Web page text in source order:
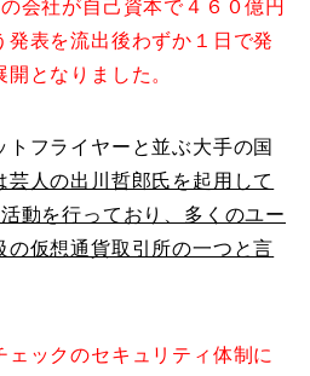
会社が自己資本で４６０億円
表を流出後わずか１日で発
となりました。
トフライヤーと並ぶ大手の国
芸人の出川哲郎氏を起用して
動を行っており、多くのユー
の仮想通貨取引所の一つと言
ックのセキュリティ体制に